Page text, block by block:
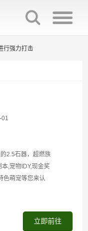
宠提供大量攻击力加成
行强力打击
机多控）
强力打击
信息，避免遗漏。
一机多控）
01
2.5石器，超燃族
,宠物IDY,现金奖
色萌宠等您来认
立即前往